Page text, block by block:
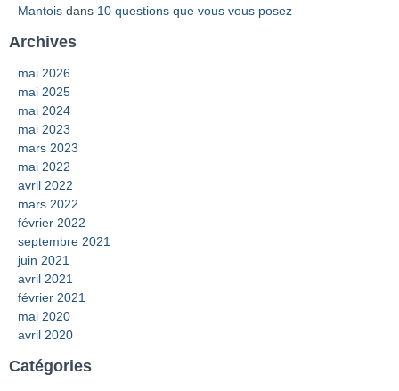
Mantois dans 10 questions que vous vous posez
Archives
mai 2026
mai 2025
mai 2024
mai 2023
mars 2023
mai 2022
avril 2022
mars 2022
février 2022
septembre 2021
juin 2021
avril 2021
février 2021
mai 2020
avril 2020
Catégories